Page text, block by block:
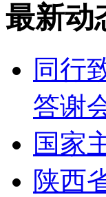
最新动
同行
答谢
国家
陕西